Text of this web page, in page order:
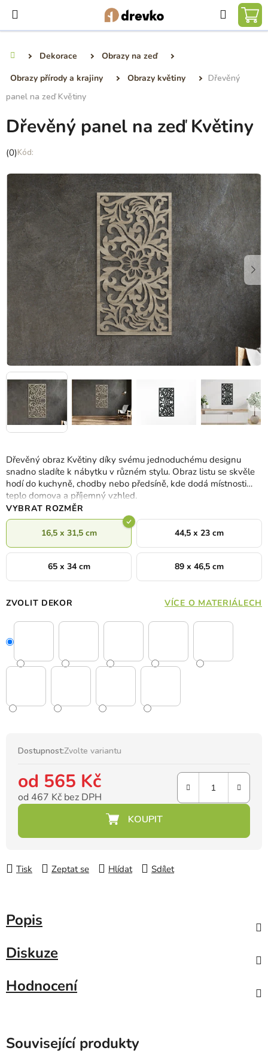
obsah
Hledat
Dekorace
Obrazy na zeď
Obrazy přírody a krajiny
Obrazy květiny
Dřevěný
panel na zeď Květiny
Dřevěný obraz Květiny díky svému jednoduchému designu
snadno sladíte k nábytku v různém stylu. Obraz listu se skvěle
hodí do kuchyně, chodby nebo předsíně, kde dodá místnosti
teplo domova a příjemný vzhled.
VYBRAT ROZMĚR
16,5 x 31,5 cm 44,5 x 23 cm
65 x 34 cm 89 x 46,5 cm
ZVOLIT DEKOR VÍCE O MATERIÁLECH
Dostupnost:Zvolte variantu
od 565 Kč
od 467 Kč bez DPH
Tisk Zeptat se Hlídat Sdílet
Dřevěný panel na zeď Květiny
Průměrné
produktu
0,0
hvězdiček.
(0)
Popis
Diskuze
Hodnocení
Související produkty